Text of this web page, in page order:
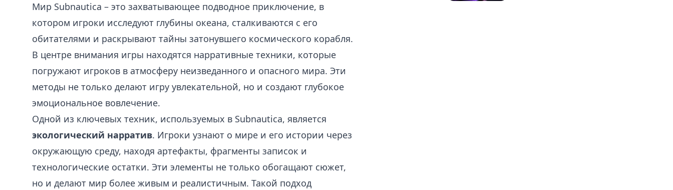
Мир Subnautica – это захватывающее подводное приключение, в
котором игроки исследуют глубины океана, сталкиваются с его
обитателями и раскрывают тайны затонувшего космического корабля.
В центре внимания игры находятся нарративные техники, которые
погружают игроков в атмосферу неизведанного и опасного мира. Эти
методы не только делают игру увлекательной, но и создают глубокое
эмоциональное вовлечение.
Одной из ключевых техник, используемых в Subnautica, является
экологический нарратив. Игроки узнают о мире и его истории через
окружающую среду, находя артефакты, фрагменты записок и
технологические остатки. Эти элементы не только обогащают сюжет,
но и делают мир более живым и реалистичным. Такой подход